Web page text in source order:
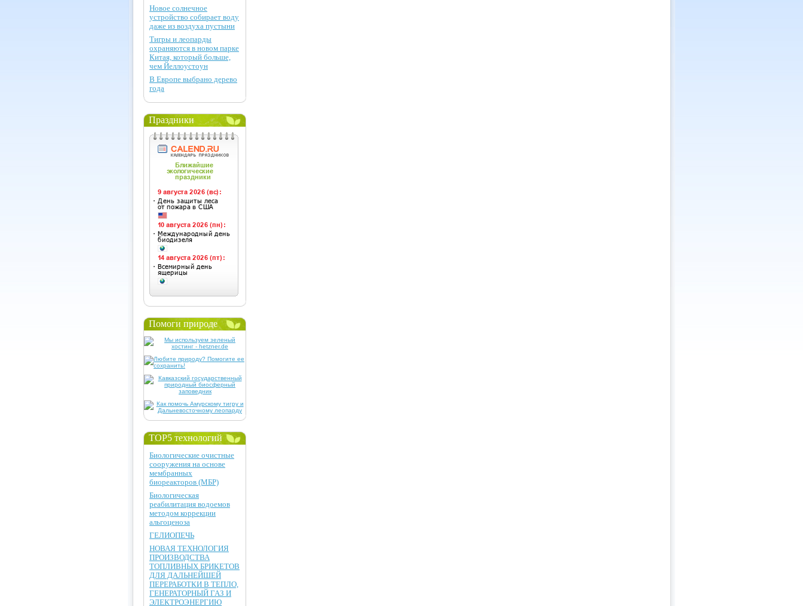
Новое солнечное
устройство собирает воду
даже из воздуха пустыни
Тигры и леопарды
охраняются в новом парке
Китая, который больше,
чем Йеллоустоун
В Европе выбрано дерево
года
Праздники
Помоги природе
TOP5 технологий
Биологические очистные
сооружения на основе
мембранных
биореакторов (МБР)
Биологическая
реабилитация водоемов
методом коррекции
альгоценоза
ГЕЛИОПЕЧЬ
НОВАЯ ТЕХНОЛОГИЯ
ПРОИЗВОДСТВА
ТОПЛИВНЫХ БРИКЕТОВ
ДЛЯ ДАЛЬНЕЙШЕЙ
ПЕРЕРАБОТКИ В ТЕПЛО,
ГЕНЕРАТОРНЫЙ ГАЗ И
ЭЛЕКТРОЭНЕРГИЮ